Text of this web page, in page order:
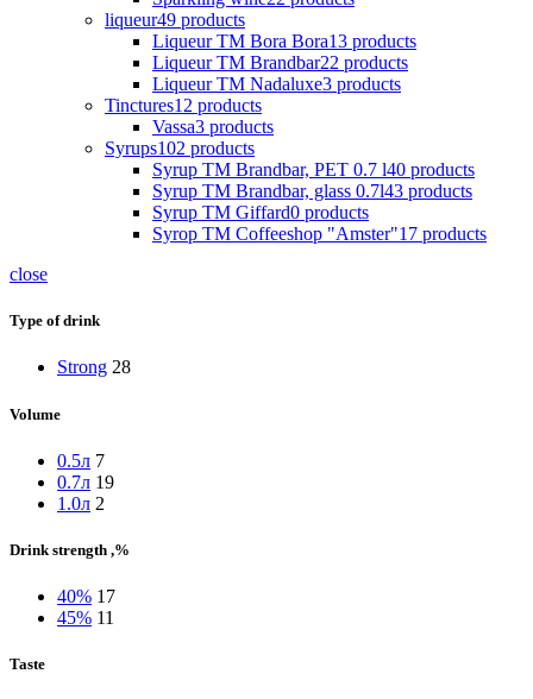
liqueur49 products
Liqueur TM Bora Bora13 products
Liqueur TM Brandbar22 products
Liqueur TM Nadaluxe3 products
Tinctures12 products
Vassa3 products
Syrups102 products
Syrup TM Brandbar, PET 0.7 l40 products
Syrup TM Brandbar, glass 0.7l43 products
Syrup TM Giffard0 products
Syrop TM Coffeeshop "Amster"17 products
close
Type of drink
Strong 28
Volume
0.5л 7
0.7л 19
1.0л 2
Drink strength ,%
40% 17
45% 11
Taste